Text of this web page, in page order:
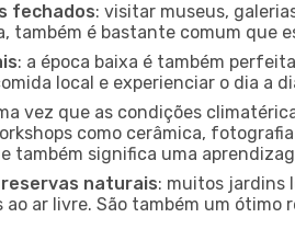
fechados: visitar museus,
também é bastante comum
: a época baixa é também
local e experienciar o dia a
vez que as condições
como cerâmica,
também significa uma
naturais: muitos jardins
ar livre. São também um